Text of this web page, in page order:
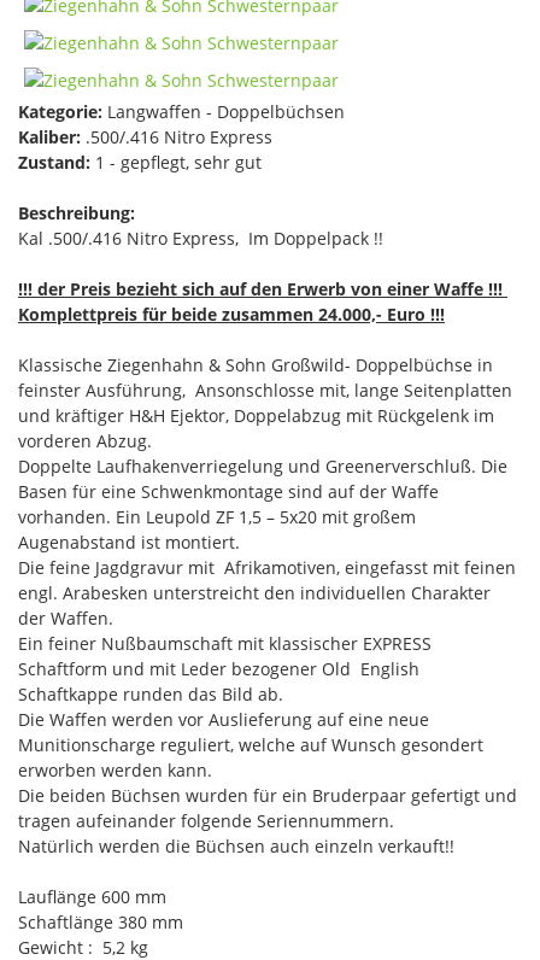
Kategorie: Langwaffen - Doppelbüchsen
Kaliber: .500/.416 Nitro Express
Zustand: 1 - gepflegt, sehr gut
Beschreibung:
Kal .500/.416 Nitro Express, Im Doppelpack !!
!!! der Preis bezieht sich auf den Erwerb von einer Waffe !!!
Komplettpreis für beide zusammen 24.000,- Euro !!!
Klassische Ziegenhahn & Sohn Großwild- Doppelbüchse in
feinster Ausführung, Ansonschlosse mit, lange Seitenplatten
und kräftiger H&H Ejektor, Doppelabzug mit Rückgelenk im
vorderen Abzug.
Doppelte Laufhakenverriegelung und Greenerverschluß. Die
Basen für eine Schwenkmontage sind auf der Waffe
vorhanden. Ein Leupold ZF 1,5 – 5x20 mit großem
Augenabstand ist montiert.
Die feine Jagdgravur mit Afrikamotiven, eingefasst mit feinen
engl. Arabesken unterstreicht den individuellen Charakter
der Waffen.
Ein feiner Nußbaumschaft mit klassischer EXPRESS
Schaftform und mit Leder bezogener Old English
Schaftkappe runden das Bild ab.
Die Waffen werden vor Auslieferung auf eine neue
Munitionscharge reguliert, welche auf Wunsch gesondert
erworben werden kann.
Die beiden Büchsen wurden für ein Bruderpaar gefertigt und
tragen aufeinander folgende Seriennummern.
Natürlich werden die Büchsen auch einzeln verkauft!!
Lauflänge 600 mm
Schaftlänge 380 mm
Gewicht : 5,2 kg